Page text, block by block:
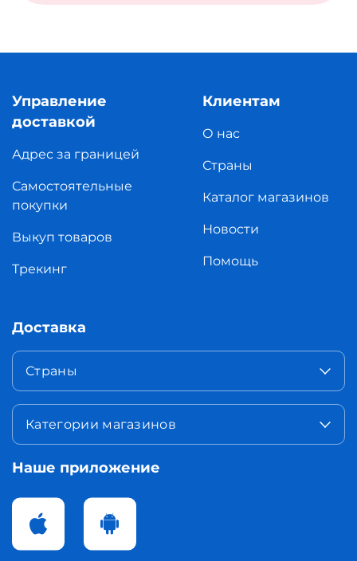
Управление
доставкой
Адрес за границей
Самостоятельные
покупки
Выкуп товаров
Трекинг
Клиентам
О нас
Страны
Каталог магазинов
Новости
Помощь
Доставка
Страны
Категории магазинов
Наше приложение